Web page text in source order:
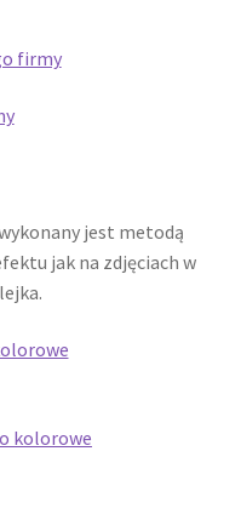
jest metodą
jak na zdjęciach w